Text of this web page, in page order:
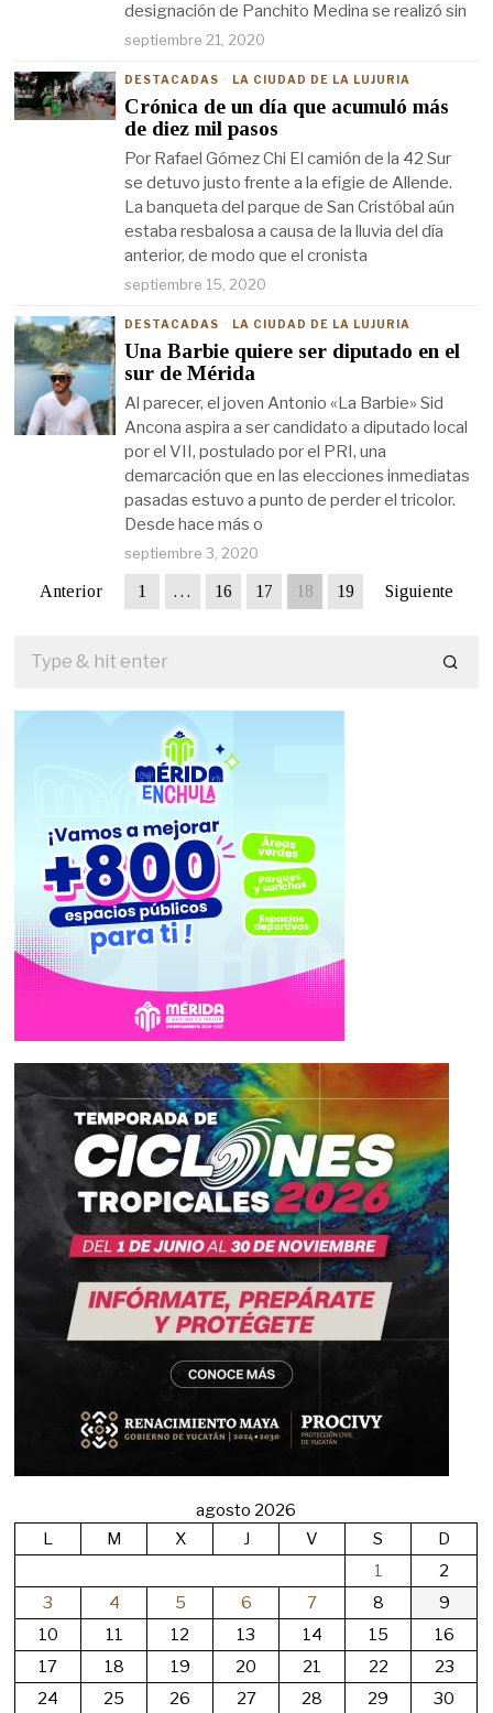
designación de Panchito Medina se realizó sin
septiembre 21, 2020
DESTACADAS · LA CIUDAD DE LA LUJURIA
Crónica de un día que acumuló más
de diez mil pasos
Por Rafael Gómez Chi El camión de la 42 Sur
se detuvo justo frente a la efigie de Allende.
La banqueta del parque de San Cristóbal aún
estaba resbalosa a causa de la lluvia del día
anterior, de modo que el cronista
septiembre 15, 2020
DESTACADAS · LA CIUDAD DE LA LUJURIA
Una Barbie quiere ser diputado en el
sur de Mérida
Al parecer, el joven Antonio «La Barbie» Sid
Ancona aspira a ser candidato a diputado local
por el VII, postulado por el PRI, una
demarcación que en las elecciones inmediatas
pasadas estuvo a punto de perder el tricolor.
Desde hace más o
septiembre 3, 2020
Anterior 1 … 16 17 18 19 Siguiente
agosto 2026
L
M X J V S
D
1
2
3
4 5 6 7 8
9
10
11 12 13 14 15
16
17
18 19 20 21 22
23
24
25 26 27 28 29 30